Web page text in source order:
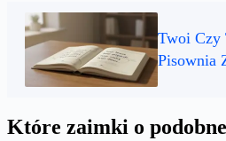
Twoi Czy
Pisownia
Które zaimki o